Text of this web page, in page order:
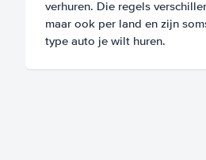
verhuren. Die regels
maar ook per land en zijn
type auto je wilt huren.